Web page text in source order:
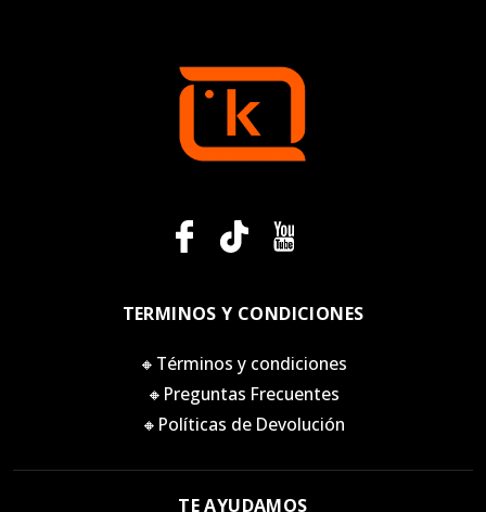
TERMINOS Y CONDICIONES
🔸Términos y condiciones
🔸Preguntas Frecuentes
🔸Políticas de Devolución
TE AYUDAMOS